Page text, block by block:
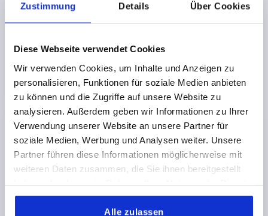
Zustimmung Details Über Cookies
Diese Webseite verwendet Cookies
Wir verwenden Cookies, um Inhalte und Anzeigen zu
personalisieren, Funktionen für soziale Medien anbieten
zu können und die Zugriffe auf unsere Website zu
analysieren. Außerdem geben wir Informationen zu Ihrer
Verwendung unserer Website an unsere Partner für
soziale Medien, Werbung und Analysen weiter. Unsere
Partner führen diese Informationen möglicherweise mit
weiteren Daten zusammen, die Sie ihnen bereitgestellt
gesammelt haben.
Alle zulassen
Bedienteile & Normelemente